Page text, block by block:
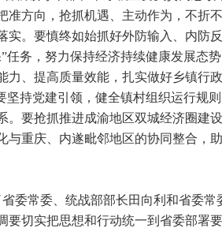
准方向，抢抓机遇、主动作为，不折
实。要慎终如始抓好外防输入、内防
任务，努力保持经济持续健康发展态
力、提高质量效能，扎实做好乡镇行
坚持党建引领，健全镇村组织运行规
。要抢抓推进成渝地区双城经济圈建
与重庆、内遂毗邻地区的协同整合，
委常委、统战部部长田向利和省委
要切实把思想和行动统一到省委部署